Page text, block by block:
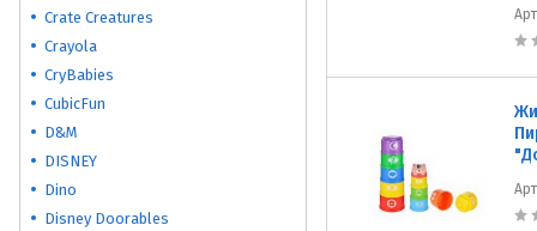
Crate Creatures
Crayola
CryBabies
CubicFun
D&M
DISNEY
Dino
Disney Doorables